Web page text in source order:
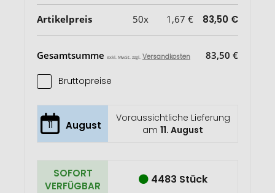
Artikelpreis 50x 1,67 € 83,50 €
Gesamtsumme exkl. MwSt. zzgl. Versandkosten 83,50 €
Bruttopreise
11 August
Voraussichtliche Lieferung
am11. August
SOFORT
VERFÜGBAR
4483 Stück